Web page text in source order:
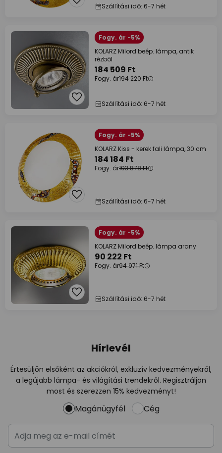
Szállítási idő: 6-7 hét
Fogy. ár -5%
KOLARZ Milord beép. lámpa, antik
rézből
184 509 Ft
Fogy. ár194 220 Ft
Szállítási idő: 6-7 hét
Fogy. ár -5%
KOLARZ Kiss - kerek fali lámpa, 30 cm
184 184 Ft
Fogy. ár193 878 Ft
Szállítási idő: 6-7 hét
Fogy. ár -5%
KOLARZ Milord beép. lámpa arany
90 222 Ft
Fogy. ár94 971 Ft
Szállítási idő: 6-7 hét
Hírlevél
Értesüljön elsőként az akciókról, exkluzív kedvezményekről,
a legújabb lámpa- és világítási trendekről. Regisztráljon
most és szerezzen 15% kedvezményt!
Magánügyfél Cég